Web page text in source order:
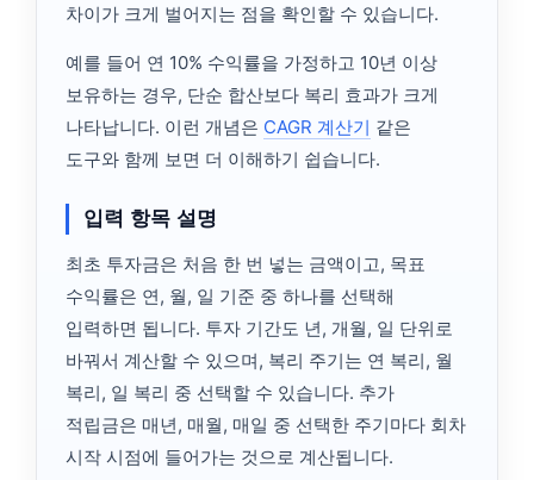
차이가 크게 벌어지는 점을 확인할 수 있습니다.
예를 들어 연 10% 수익률을 가정하고 10년 이상
보유하는 경우, 단순 합산보다 복리 효과가 크게
나타납니다. 이런 개념은 CAGR 계산기 같은
도구와 함께 보면 더 이해하기 쉽습니다.
입력 항목 설명
최초 투자금은 처음 한 번 넣는 금액이고, 목표
수익률은 연, 월, 일 기준 중 하나를 선택해
입력하면 됩니다. 투자 기간도 년, 개월, 일 단위로
바꿔서 계산할 수 있으며, 복리 주기는 연 복리, 월
복리, 일 복리 중 선택할 수 있습니다. 추가
적립금은 매년, 매월, 매일 중 선택한 주기마다 회차
시작 시점에 들어가는 것으로 계산됩니다.